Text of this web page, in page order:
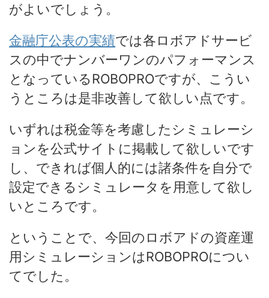
がよいでしょう。
金融庁公表の実績では各ロボアドサービ
スの中でナンバーワンのパフォーマンス
となっているROBOPROですが、こうい
うところは是非改善して欲しい点です。
いずれは税金等を考慮したシミュレーシ
ョンを公式サイトに掲載して欲しいです
し、できれば個人的には諸条件を自分で
設定できるシミュレータを用意して欲し
いところです。
ということで、今回のロボアドの資産運
用シミュレーションはROBOPROについ
てでした。